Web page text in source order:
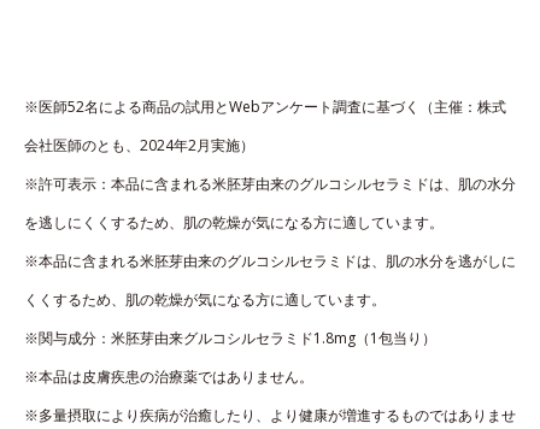
※医師52名による商品の試用とWebアンケート調査に基づく（主催：株式
会社医師のとも、2024年2月実施）
※許可表示：本品に含まれる米胚芽由来のグルコシルセラミドは、肌の水分
を逃しにくくするため、肌の乾燥が気になる方に適しています。
※本品に含まれる米胚芽由来のグルコシルセラミドは、肌の水分を逃がしに
くくするため、肌の乾燥が気になる方に適しています。
※関与成分：米胚芽由来グルコシルセラミド1.8mg（1包当り）
※本品は皮膚疾患の治療薬ではありません。
※多量摂取により疾病が治癒したり、より健康が増進するものではありませ